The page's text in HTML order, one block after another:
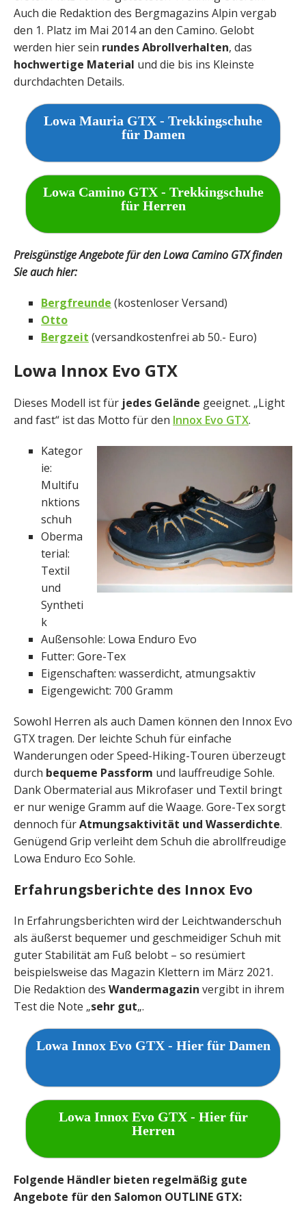
Auch die Redaktion des Bergmagazins Alpin vergab
den 1. Platz im Mai 2014 an den Camino. Gelobt
werden hier sein rundes Abrollverhalten, das
hochwertige Material und die bis ins Kleinste
durchdachten Details.
Lowa Mauria GTX - Trekkingschuhe
für Damen
Lowa Camino GTX - Trekkingschuhe
für Herren
Preisgünstige Angebote für den Lowa Camino GTX finden
Sie auch hier:
Bergfreunde (kostenloser Versand)
Otto
Bergzeit (versandkostenfrei ab 50.- Euro)
Lowa Innox Evo GTX
Dieses Modell ist für jedes Gelände geeignet. „Light
and fast“ ist das Motto für den Innox Evo GTX.
Kategor
ie:
Multifu
nktions
schuh
Oberma
terial:
Textil
und
Syntheti
k
Außensohle: Lowa Enduro Evo
Futter: Gore-Tex
Eigenschaften: wasserdicht, atmungsaktiv
Eigengewicht: 700 Gramm
Sowohl Herren als auch Damen können den Innox Evo
GTX tragen. Der leichte Schuh für einfache
Wanderungen oder Speed-Hiking-Touren überzeugt
durch bequeme Passform und lauffreudige Sohle.
Dank Obermaterial aus Mikrofaser und Textil bringt
er nur wenige Gramm auf die Waage. Gore-Tex sorgt
dennoch fürAtmungsaktivität und Wasserdichte.
Genügend Grip verleiht dem Schuh die abrollfreudige
Lowa Enduro Eco Sohle.
Erfahrungsberichte des Innox Evo
In Erfahrungsberichten wird der Leichtwanderschuh
als äußerst bequemer und geschmeidiger Schuh mit
guter Stabilität am Fuß belobt – so resümiert
beispielsweise das Magazin Klettern im März 2021.
Die Redaktion des Wandermagazin vergibt in ihrem
Test die Note „sehr gut„.
Lowa Innox Evo GTX - Hier für Damen
Lowa Innox Evo GTX - Hier für
Herren
Folgende Händler bieten regelmäßig gute
Angebote für den Salomon OUTLINE GTX: